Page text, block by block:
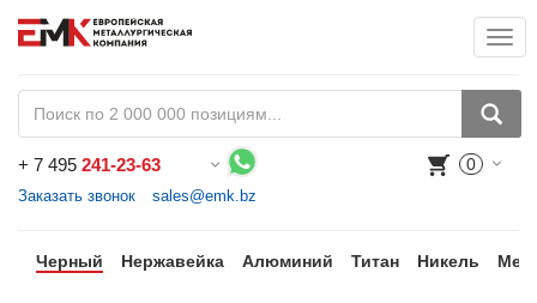
+ 7 495 241-23-63
Заказать звонок sales@emk.bz
0
Черный Нержавейка Алюминий Титан Никель